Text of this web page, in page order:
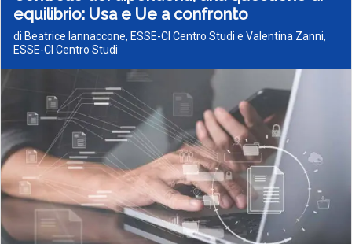
equilibrio: Usa e Ue a confronto
di Beatrice Iannaccone, ESSE-CI Centro Studi e Valentina Zanni,
ESSE-CI Centro Studi